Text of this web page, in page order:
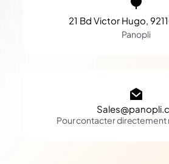
21 Bd Victor Hugo,
Panopli
Pour contacter directement